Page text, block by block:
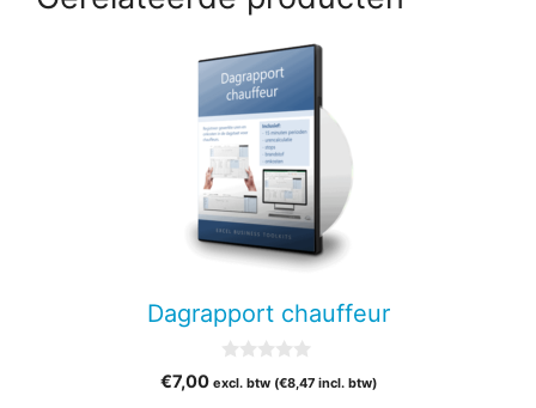
Dagrapport chauffeur
v
€7,00 excl. btw (€8,47incl. btw)